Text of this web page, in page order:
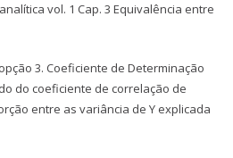
vol. 1 Cap. 3 Equivalência entre
3. Coeficiente de Determinação
do coeficiente de correlação de
entre as variância de Y explicada